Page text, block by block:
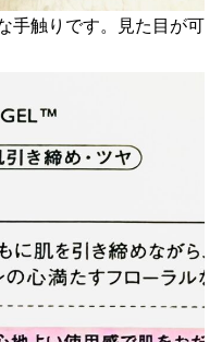
手触りです。見た目が可